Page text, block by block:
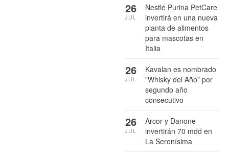
Nestlé Purina PetCare
invertirá en una nueva
planta de alimentos
para mascotas en
Italia
26
JUL
Kavalan es nombrado
"Whisky del Año" por
segundo año
consecutivo
26
JUL
Arcor y Danone
invertirán 70 mdd en
La Serenísima
26
JUL